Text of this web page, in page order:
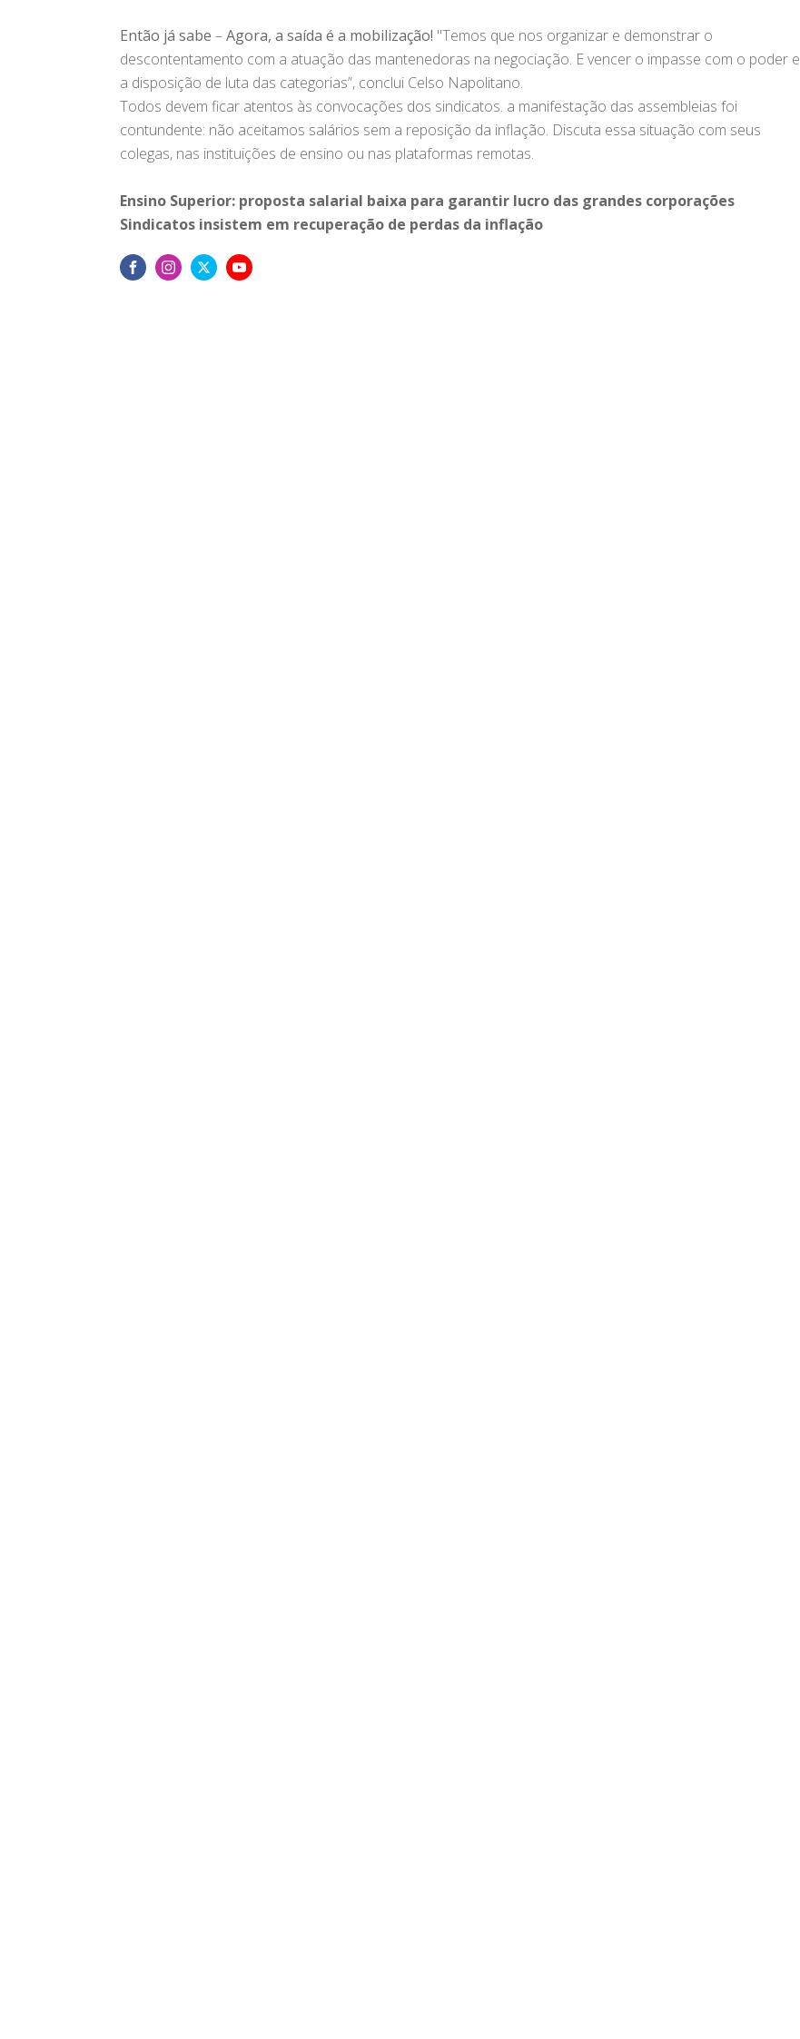
Então já sabe –Agora, a saída é a mobilização! "Temos que nos organizar e demonstrar o
descontentamento com a atuação das mantenedoras na negociação. E vencer o impasse com o poder e
a disposição de luta das categorias”, conclui Celso Napolitano.
Todos devem ficar atentos às convocações dos sindicatos. a manifestação das assembleias foi
contundente: não aceitamos salários sem a reposição da inflação. Discuta essa situação com seus
colegas, nas instituições de ensino ou nas plataformas remotas.
Ensino Superior: proposta salarial baixa para garantir lucro das grandes corporações
Sindicatos insistem em recuperação de perdas da inflação